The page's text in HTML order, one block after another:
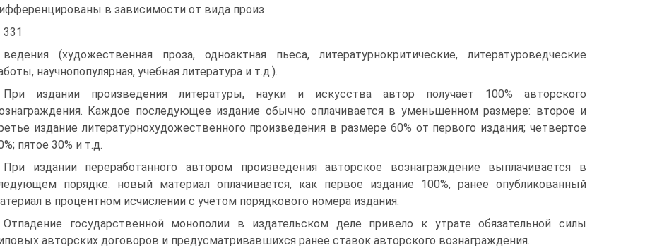
в зависимости от вида произ
331
ведения (художественная проза, одноактная пьеса, литературнокритические, литературоведческие
научнопопулярная, учебная литература и т.д.).
При издании произведения литературы, науки и искусства автор получает 100% авторского
Каждое последующее издание обычно оплачивается в уменьшенном размере: второе и
издание литературнохудожественного произведения в размере 60% от первого издания; четвертое
пятое 30% и т.д.
При издании переработанного автором произведения авторское вознаграждение выплачивается в
порядке: новый материал оплачивается, как первое издание 100%, ранее опубликованный
в процентном исчислении с учетом порядкового номера издания.
Отпадение государственной монополии в издательском деле привело к утрате обязательной силы
авторских договоров и предусматривавшихся ранее ставок авторского вознаграждения.